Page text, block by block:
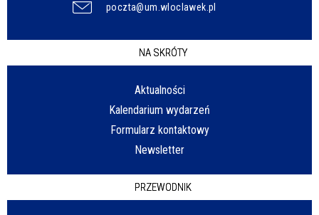
poczta@um.wloclawek.pl
NA SKRÓTY
Aktualności
Kalendarium wydarzeń
Formularz kontaktowy
Newsletter
PRZEWODNIK